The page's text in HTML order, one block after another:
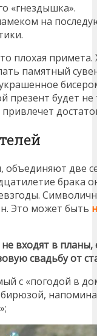
«гнездышка».
на
плохая
памятный
презент будет
две
брака
Это может быть
входят в
свадьбу от
с «погодой в